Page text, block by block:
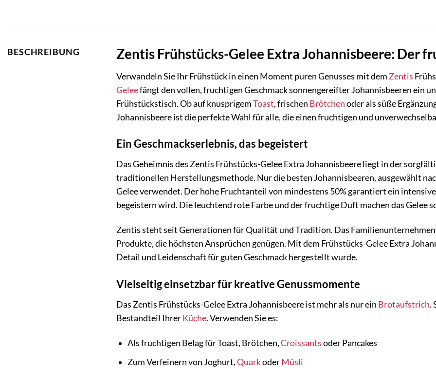
BESCHREIBUNG Zentis Frühstücks-Gelee Extra Johannisbeere: Der
Verwandeln Sie Ihr Frühstück in einen Moment puren Genusses mit dem Zentis
Geleefängt den vollen, fruchtigen Geschmack sonnengereifter Johannisbeeren ein
Frühstückstisch. Ob auf knusprigemToast, frischen Brötchenoder als süße
Johannisbeere ist die perfekte Wahl für alle, die einen fruchtigen und
Ein Geschmackserlebnis, das begeistert
Das Geheimnis des Zentis Frühstücks-Gelee Extra Johannisbeere liegt in der
traditionellen Herstellungsmethode. Nur die besten Johannisbeeren, ausgewählt
Gelee verwendet. Der hohe Fruchtanteil von mindestens 50% garantiert ein
begeistern wird. Die leuchtend rote Farbe und der fruchtige Duft machen das Gelee
Zentis steht seit Generationen für Qualität und Tradition. Das
Produkte, die höchsten Ansprüchen genügen. Mit dem Frühstücks-Gelee Extra
Detail und Leidenschaft für guten Geschmack hergestellt wurde.
Vielseitig einsetzbar für kreative Genussmomente
Das Zentis Frühstücks-Gelee Extra Johannisbeere ist mehr als nur ein Brotaufstrich.
Bestandteil IhrerKüche. Verwenden Sie es:
Als fruchtigen Belag für Toast, Brötchen,Croissantsoder Pancakes
Zum Verfeinern von Joghurt,QuarkoderMüsli